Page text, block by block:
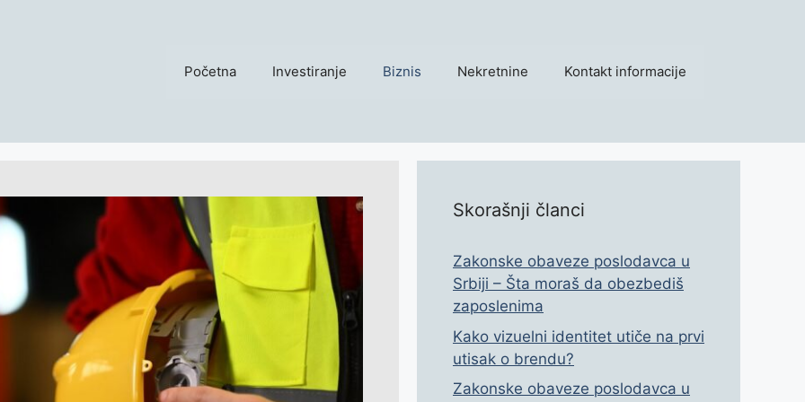
Početna Investiranje Biznis Nekretnine Kontakt informacije
Skorašnji članci
Zakonske obaveze poslodavca u
Srbiji – Šta moraš da obezbediš
zaposlenima
Kako vizuelni identitet utiče na prvi
utisak o brendu?
Zakonske obaveze poslodavca u